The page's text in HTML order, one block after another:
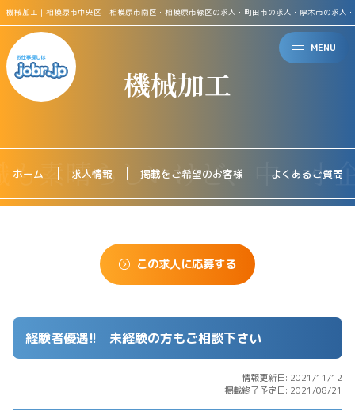
MENU
機械加工｜相模原市中央区・相模原市南区・相模原市緑区の求人・町田市の求人・厚木市の求人
機械加工
ホーム 求人情報 掲載をご希望のお客様 よくあるご質問
この求人に応募する
経験者優遇!! 未経験の方もご相談下さい
情報更新日: 2021/11/12
掲載終了予定日: 2021/08/21